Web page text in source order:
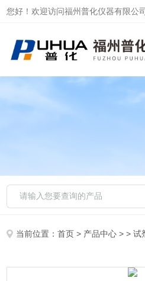
您好！欢迎访问福州普化仪器有限公
当前位置：首页 > 产品中心 > >试